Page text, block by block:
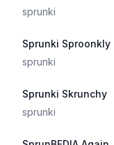
sprunki
Sprunki Sproonkly
sprunki
Sprunki Skrunchy
sprunki